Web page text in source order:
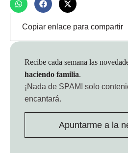
Copiar enlace para compartir
Recibe cada semana las
haciendo familia.
¡Nada de SPAM! solo
encantará.
Apuntarme a la